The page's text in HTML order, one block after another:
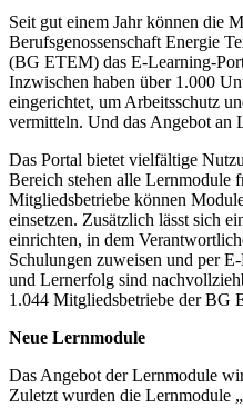
Seit gut einem Jahr können die
Berufsgenossenschaft Energie
(BG ETEM) das E-Learning-
Inzwischen haben über 1.000
eingerichtet, um Arbeitsschutz
vermitteln. Und das Angebot an
Das Portal bietet vielfältige
Bereich stehen alle Lernmodule
Mitgliedsbetriebe können
einsetzen. Zusätzlich lässt sich
einrichten, in dem
Schulungen zuweisen und per
und Lernerfolg sind
1.044 Mitgliedsbetriebe der BG
Neue Lernmodule
Das Angebot der Lernmodule
Zuletzt wurden die Lernmodule